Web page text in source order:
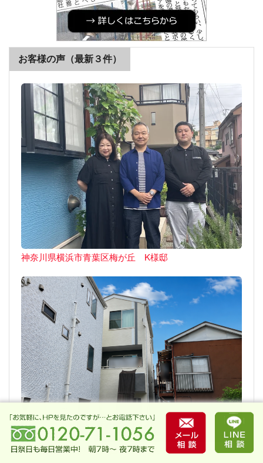
お客様の声（最新３件）
神奈川県横浜市青葉区梅が丘 K様邸
神奈川県川崎市川崎区四谷上町 A様邸